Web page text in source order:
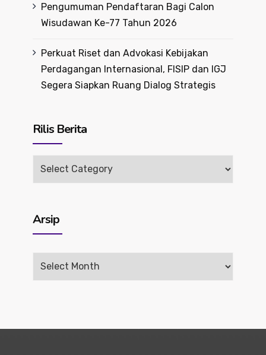
Pengumuman Pendaftaran Bagi Calon
Wisudawan Ke-77 Tahun 2026
Perkuat Riset dan Advokasi Kebijakan
Perdagangan Internasional, FISIP dan IGJ
Segera Siapkan Ruang Dialog Strategis
Rilis Berita
Rilis
Arsip
Arsip